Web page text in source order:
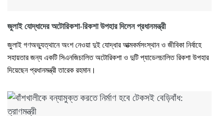
জুলাই যোদ্ধাদের অটোরিকশা-রিকশা উপহার দিলেন প্রধানমন্ত্রী
জুলাই গণঅভ্যুত্থানে অংশ নেওয়া দুই যোদ্ধার আত্মকর্মসংস্থান ও জীবিকা নির্বাহে
সহায়তার জন্য একটি সিএনজিচালিত অটোরিকশা ও দুটি প্যাডেলচালিত রিকশা উপহার
দিয়েছেন প্রধানমন্ত্রী তারেক রহমান।